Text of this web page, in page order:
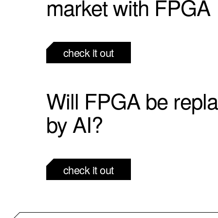
market with FPGA
check it out
Will FPGA be
by AI?
check it out